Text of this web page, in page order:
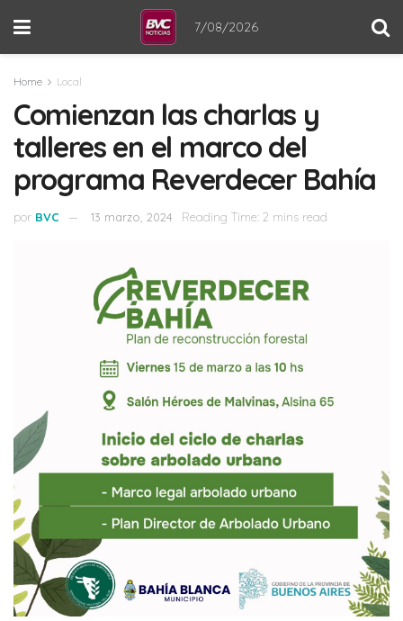
7/08/2026
Home Local
Comienzan las charlas y
talleres en el marco del
programa Reverdecer Bahía
por BVC 13 marzo, 2024 Reading Time: 2 mins read